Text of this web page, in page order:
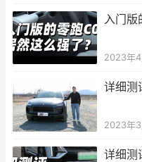
入门版
2023年4
详细测
2023年
详细测